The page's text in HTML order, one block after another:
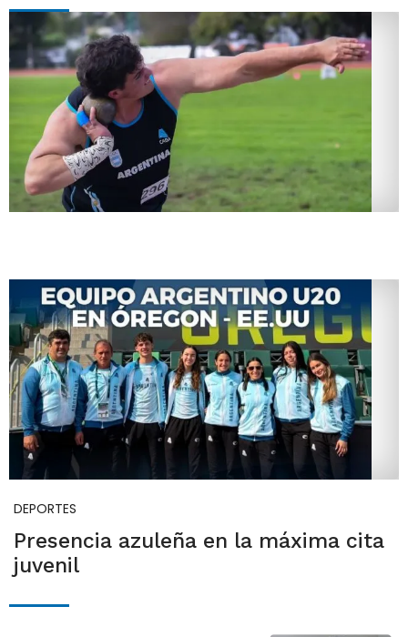
DEPORTES
Presencia azuleña en la máxima cita
juvenil